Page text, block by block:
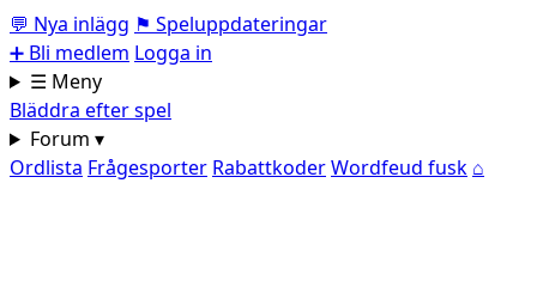
💬 Nya inlägg ⚑ Speluppdateringar
➕ Bli medlem Logga in
☰ Meny
Bläddra efter spel
Forum ▾
Ordlista Frågesporter RabattkoderWordfeud fusk ⌂